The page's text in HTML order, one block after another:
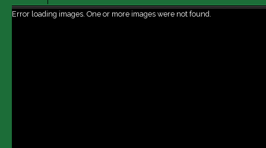
Error loading images. One or more images were not found.